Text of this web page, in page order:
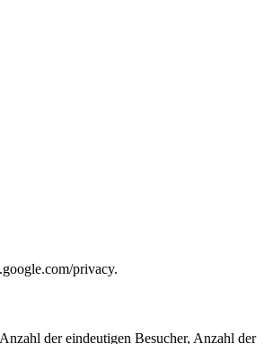
privacy.
der eindeutigen Besucher, Anzahl der